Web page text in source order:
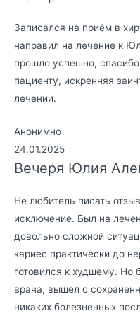
Записался на приём в
направил на лечение к
прошло успешно,
пациенту, искренняя
лечении.
Анонимно
24.01.2025
Вечеря Юлия
Не любитель писать
исключение. Был на
довольно сложной
кариес практически до
готовился к худшему. Но
врача, вышел с
никаких болезненных